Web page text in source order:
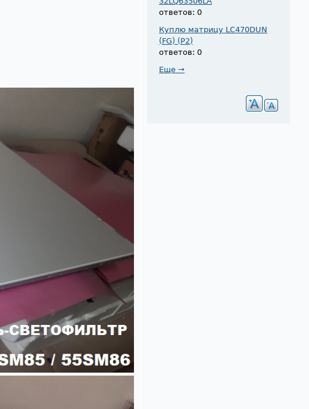
ответов: 0
Куплю матрицу LC470DUN
(FG) (P2)
ответов: 0
Еще →